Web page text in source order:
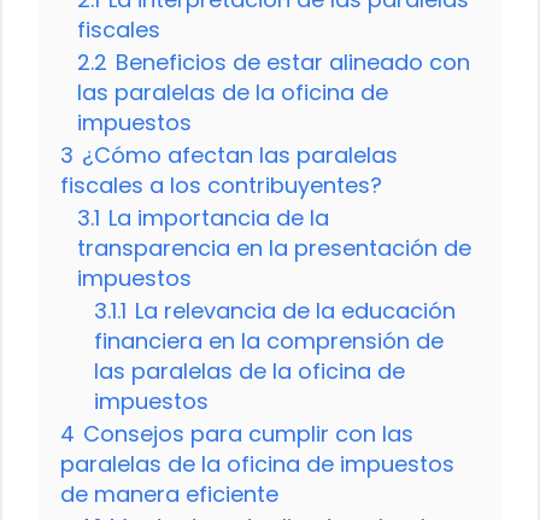
fiscales
2.2 Beneficios de estar alineado con
las paralelas de la oficina de
impuestos
3 ¿Cómo afectan las paralelas
fiscales a los contribuyentes?
3.1 La importancia de la
transparencia en la presentación de
impuestos
3.1.1 La relevancia de la educación
financiera en la comprensión de
las paralelas de la oficina de
impuestos
4 Consejos para cumplir con las
paralelas de la oficina de impuestos
de manera eficiente